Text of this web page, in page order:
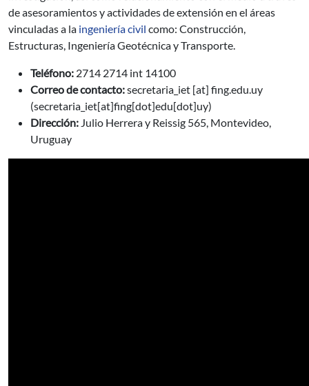
de asesoramientos y actividades de extensión en el áreas
vinculadas a la ingeniería civil como: Construcción,
Estructuras, Ingeniería Geotécnica y Transporte.
Teléfono: 2714 2714 int 14100
Correo de contacto:secretaria_iet [at] fing.edu.uy
(secretaria_iet[at]fing[dot]edu[dot]uy)
Dirección: Julio Herrera y Reissig 565, Montevideo,
Uruguay